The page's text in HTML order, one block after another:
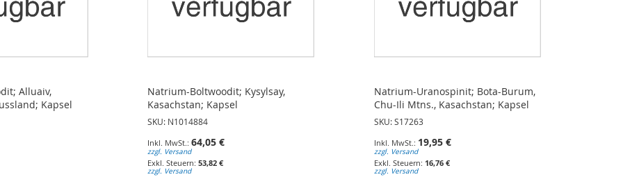
Alluaiv,
Kapsel
Natrium-Boltwoodit; Kysylsay,
Kasachstan; Kapsel
SKU: N1014884
64,05 €
zzgl. Versand
53,82 €
zzgl. Versand
Natrium-Uranospinit; Bota-Burum,
Chu-Ili Mtns., Kasachstan; Kapsel
SKU: S17263
19,95 €
zzgl. Versand
16,76 €
zzgl. Versand